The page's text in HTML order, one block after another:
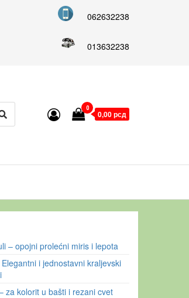
062632238
013632238
0
0,00 рсд
– opojni prolećni miris i lepota
i jednostavni kraljevski
za kolorit u bašti i rezani cvet